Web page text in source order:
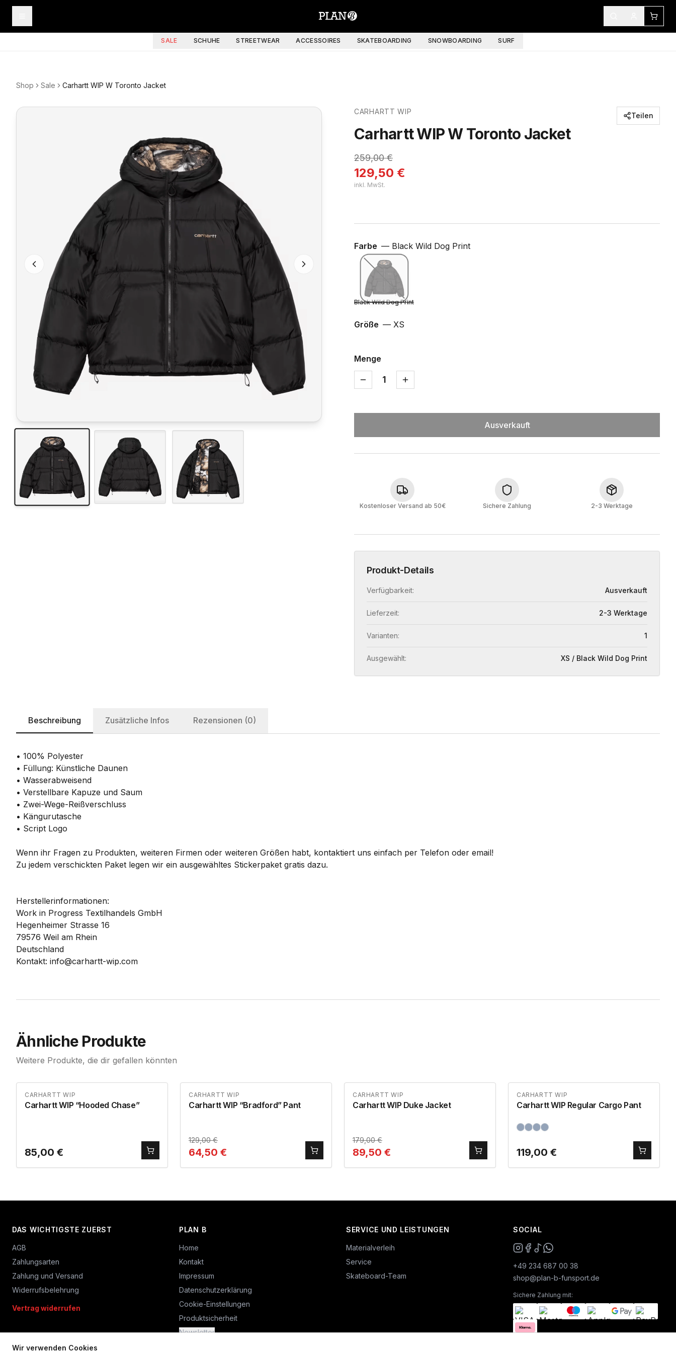
Wir verwenden Cookies
SALE SCHUHE STREETWEAR ACCESSOIRES SKATEBOARDING SNOWBOARDING SURF
Shop Sale Carhartt WIP W Toronto Jacket
CARHARTT WIP
Carhartt WIP W Toronto Jacket
259,00€
129,50 €
inkl. MwSt.
Teilen
Farbe — Black Wild Dog Print
Black Wild Dog Print
Größe — XS
Menge
1
Ausverkauft
Kostenloser Versand ab 50€ Sichere Zahlung 2-3 Werktage
Produkt-Details
Verfügbarkeit: Ausverkauft
Lieferzeit: 2-3 Werktage
Varianten: 1
Ausgewählt: XS / Black Wild Dog Print
Beschreibung Zusätzliche Infos Rezensionen (0)
• 100% Polyester
• Füllung: Künstliche Daunen
• Wasserabweisend
• Verstellbare Kapuze und Saum
• Zwei-Wege-Reißverschluss
• Kängurutasche
• Script Logo
Wenn ihr Fragen zu Produkten, weiteren Firmen oder weiteren Größen habt, kontaktiert uns einfach per Telefon oder email!
Zu jedem verschickten Paket legen wir ein ausgewähltes Stickerpaket gratis dazu.
Herstellerinformationen:
Work in Progress Textilhandels GmbH
Hegenheimer Strasse 16
79576 Weil am Rhein
Deutschland
Kontakt: info@carhartt-wip.com
Ähnliche Produkte
Weitere Produkte, die dir gefallen könnten
CARHARTT WIP
Carhartt WIP “Hooded Chase”
85,00 €
CARHARTT WIP
Carhartt WIP “Bradford” Pant
129,00€
64,50 €
CARHARTT WIP
Carhartt WIP Duke Jacket
179,00€
89,50 €
CARHARTT WIP
Carhartt WIP Regular Cargo Pant
119,00 €
DAS WICHTIGSTE ZUERST
AGB
Zahlungsarten
Zahlung und Versand
Widerrufsbelehrung
Vertrag widerrufen
PLAN B
Home
Kontakt
Impressum
Datenschutzerklärung
Cookie-Einstellungen
Produktsicherheit
Newsletter
SERVICE UND LEISTUNGEN
Materialverleih
Service
Skateboard-Team
SOCIAL
+49 234 687 00 38
shop@plan-b-funsport.de
Sichere Zahlung mit: